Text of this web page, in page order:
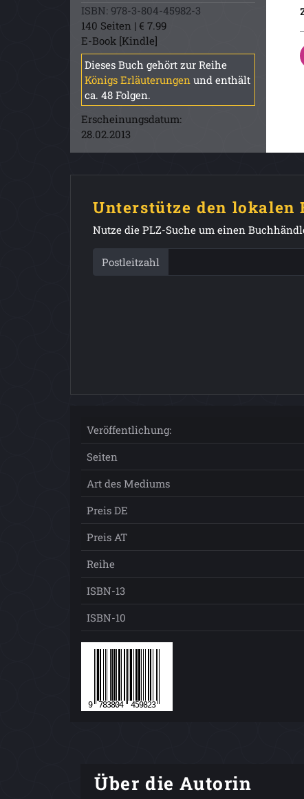
ISBN: 978-3-804-45982-3
140 Seiten | € 7.99
E-Book [Kindle]
Dieses Buch gehört zur Reihe
Königs Erläuterungen und enthält
ca. 48 Folgen.
Erscheinungsdatum:
28.02.2013
Unterstütze den lokalen
Nutze die PLZ-Suche um einen
Postleitzahl
Veröffentlichung:
Seiten
Art des Mediums
Preis DE
Preis AT
Reihe
ISBN-13
ISBN-10
Über die Autorin